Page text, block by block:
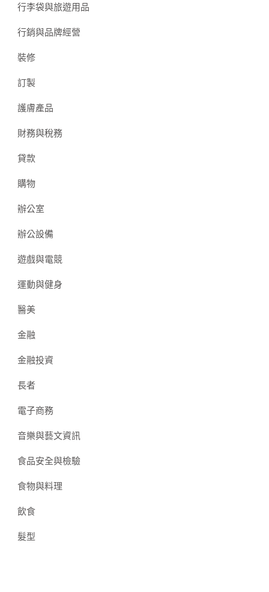
行李袋與旅遊用品
行銷與品牌經營
裝修
訂製
護膚產品
財務與稅務
貸款
購物
辦公室
辦公設備
遊戲與電競
運動與健身
醫美
金融
金融投資
長者
電子商務
音樂與藝文資訊
食品安全與檢驗
食物與料理
飲食
髮型